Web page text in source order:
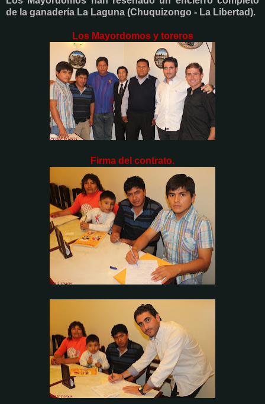
de la ganadería La Laguna (Chuquizongo - La Libertad).
Los Mayordomos y toreros
Firma del contrato.